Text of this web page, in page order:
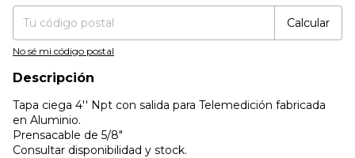
Calcular
No sé mi código postal
Descripción
Tapa ciega 4'' Npt con salida para Telemedición fabricada
en Aluminio.
Prensacable de 5/8"
Consultar disponibilidad y stock.